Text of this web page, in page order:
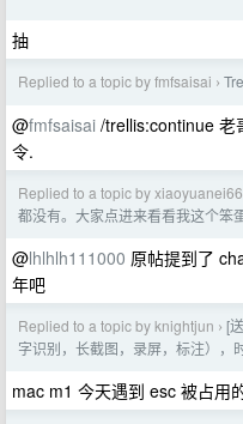
抽
Replied to a topic by fmfsaisai ›
@fmfsaisai /trellis:continue 老
令.
Replied to a topic by
都没有。大家点进来看看我这个笨
@lhlhlh111000 原帖提到了
年吧
Replied to a topic by knightjun › [
字识别，长截图，录屏，标注），
mac m1 今天遇到 esc 被占用